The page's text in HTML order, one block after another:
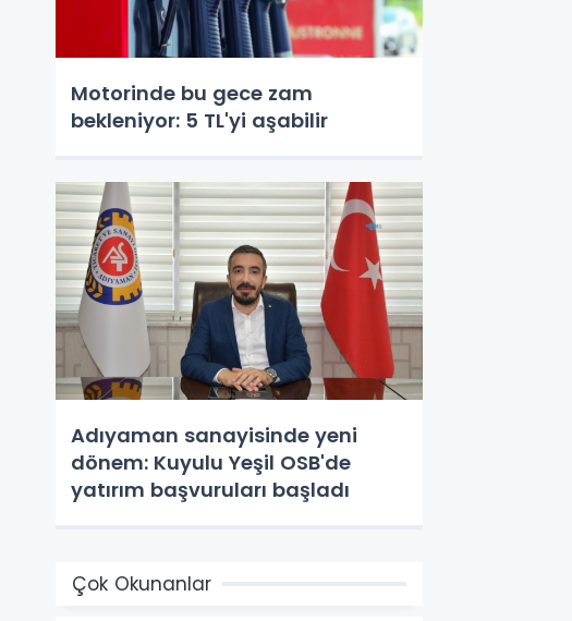
Motorinde bu gece zam
bekleniyor: 5 TL'yi aşabilir
Adıyaman sanayisinde yeni
dönem: Kuyulu Yeşil OSB'de
yatırım başvuruları başladı
Çok Okunanlar